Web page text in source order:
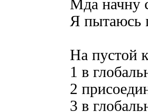
Мда начну
Я пытаюсь
На пустой
1 в
2
3 в